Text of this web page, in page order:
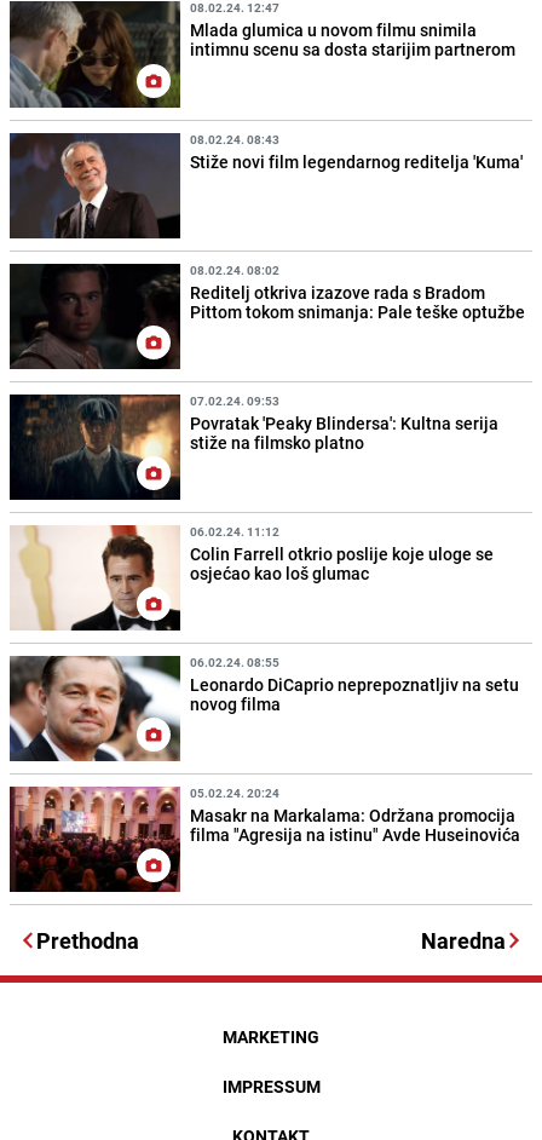
08.02.24. 12:47
Mlada glumica u novom filmu snimila
intimnu scenu sa dosta starijim partnerom
08.02.24. 08:43
Stiže novi film legendarnog reditelja 'Kuma'
08.02.24. 08:02
Reditelj otkriva izazove rada s Bradom
Pittom tokom snimanja: Pale teške optužbe
07.02.24. 09:53
Povratak 'Peaky Blindersa': Kultna serija
stiže na filmsko platno
06.02.24. 11:12
Colin Farrell otkrio poslije koje uloge se
osjećao kao loš glumac
06.02.24. 08:55
Leonardo DiCaprio neprepoznatljiv na setu
novog filma
05.02.24. 20:24
Masakr na Markalama: Održana promocija
filma "Agresija na istinu" Avde Huseinovića
Prethodna Naredna
MARKETING
IMPRESSUM